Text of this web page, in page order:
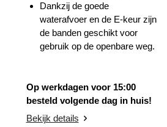
Dankzij de goede
waterafvoer en de E-keur zijn
de banden geschikt voor
gebruik op de openbare weg.
Op werkdagen voor 15:00
besteld volgende dag in huis!
Bekijk details